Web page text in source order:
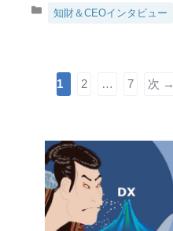
カ
知財＆CEOインタビュー
ペ
1
ペ
2 …
ペ
7 次 →